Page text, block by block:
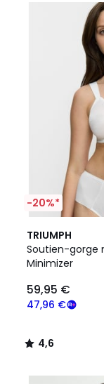
-20%*
TRIUMPH
Soutien-gorge
Minimizer
47,96 €
59,95 €
4,6
/ 5
3
Couleurs
4,6
/